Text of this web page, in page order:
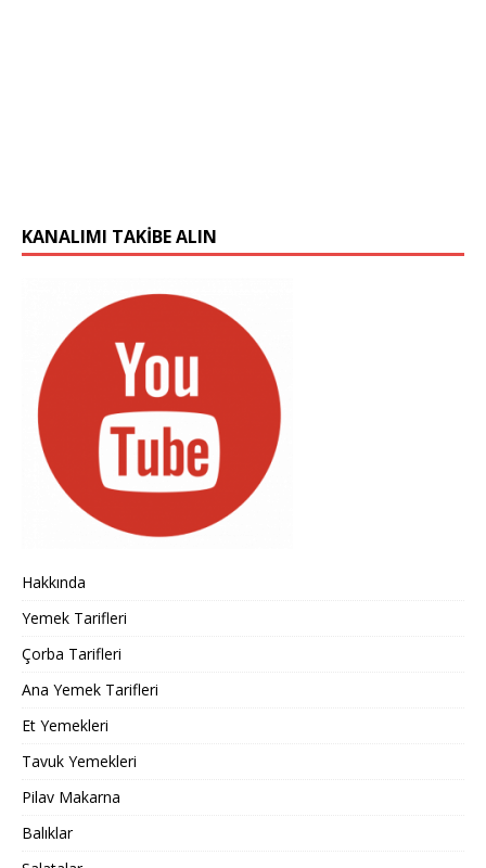
KANALIMI TAKIBE ALIN
Hakkında
Yemek Tarifleri
Çorba Tarifleri
Ana Yemek Tarifleri
Et Yemekleri
Tavuk Yemekleri
Pilav Makarna
Balıklar